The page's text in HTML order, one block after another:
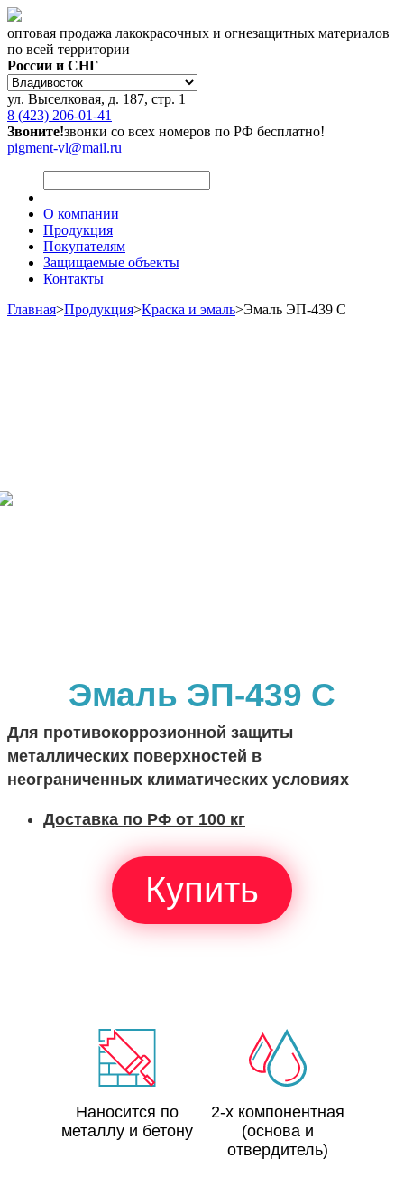
оптовая продажа лакокрасочных и огнезащитных материалов
по всей территории
России и СНГ
ул. Выселковая, д. 187, стр. 1
8 (423) 206-01-41
Звоните!звонки со всех номеров по РФ бесплатно!
pigment-vl@mail.ru
О компании
Продукция
Покупателям
Защищаемые объекты
Контакты
Главная>Продукция>Краска и эмаль>Эмаль ЭП-439 С
Эмаль ЭП‑439 С
Для противокоррозионной защиты
металлических поверхностей в
неограниченных климатических условиях
Доставка по РФ от 100 кг
Купить
Наносится по
металлу и бетону
2-х компонентная
(основа и
отвердитель)